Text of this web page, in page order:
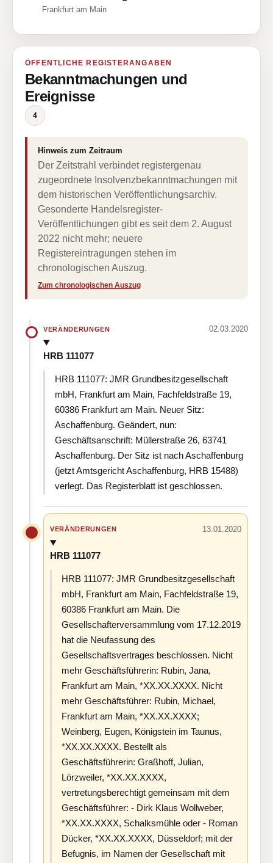
Frankfurt am Main
ÖFFENTLICHE REGISTERANGABEN
Bekanntmachungen und
Ereignisse
4
Hinweis zum Zeitraum
Der Zeitstrahl verbindet registergenau
zugeordnete Insolvenzbekanntmachungen mit
dem historischen Veröffentlichungsarchiv.
Gesonderte Handelsregister-
Veröffentlichungen gibt es seit dem 2. August
2022 nicht mehr; neuere
Registereintragungen stehen im
chronologischen Auszug.
Zum chronologischen Auszug
VERÄNDERUNGEN 02.03.2020
HRB 111077
HRB 111077: JMR Grundbesitzgesellschaft
mbH, Frankfurt am Main, Fachfeldstraße 19,
60386 Frankfurt am Main. Neuer Sitz:
Aschaffenburg. Geändert, nun:
Geschäftsanschrift: Müllerstraße 26, 63741
Aschaffenburg. Der Sitz ist nach Aschaffenburg
(jetzt Amtsgericht Aschaffenburg, HRB 15488)
verlegt. Das Registerblatt ist geschlossen.
VERÄNDERUNGEN 13.01.2020
HRB 111077
HRB 111077: JMR Grundbesitzgesellschaft
mbH, Frankfurt am Main, Fachfeldstraße 19,
60386 Frankfurt am Main. Die
Gesellschafterversammlung vom 17.12.2019
hat die Neufassung des
Gesellschaftsvertrages beschlossen. Nicht
mehr Geschäftsführerin: Rubin, Jana,
Frankfurt am Main, *XX.XX.XXXX. Nicht
mehr Geschäftsführer: Rubin, Michael,
Frankfurt am Main, *XX.XX.XXXX;
Weinberg, Eugen, Königstein im Taunus,
*XX.XX.XXXX. Bestellt als
Geschäftsführerin: Graßhoff, Julian,
Lörzweiler, *XX.XX.XXXX,
vertretungsberechtigt gemeinsam mit dem
Geschäftsführer: - Dirk Klaus Wollweber,
*XX.XX.XXXX, Schalksmühle oder - Roman
Dücker, *XX.XX.XXXX, Düsseldorf; mit der
Befugnis, im Namen der Gesellschaft mit